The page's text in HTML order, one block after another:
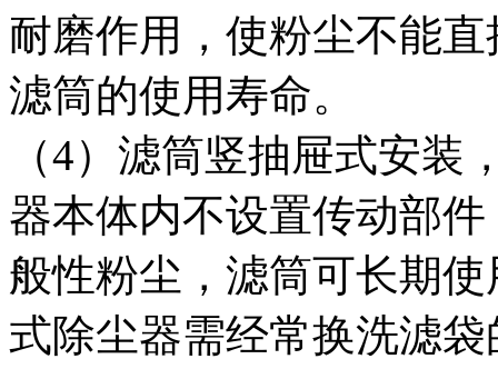
耐磨作用，使粉尘不能
滤筒的使用寿命。
（4）滤筒竖抽屉式安
器本体内不设置传动部
般性粉尘，滤筒可长期
式除尘器需经常换洗滤